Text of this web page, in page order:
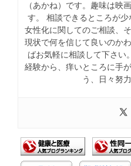
（あかね）です。趣味は映
す。 相談できるところが
女性化に関してのご相談、
現状で何を信じて良いのか
ばお気軽に相談して下さい
経験から、痒いところに手
う、日々努